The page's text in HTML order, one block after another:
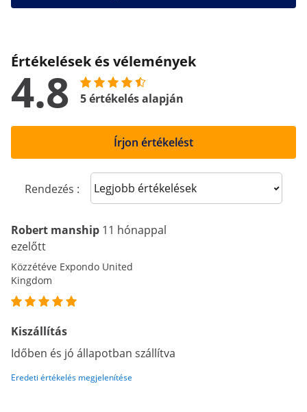
Értékelések és vélemények
4.8 5 értékelés alapján
Írjon értékelést
Rendezés : Sort reviews
Robert manship 11 hónappal
ezelőtt
Közzétéve Expondo United
Kingdom
Kiszállítás
Időben és jó állapotban szállítva
Eredeti értékelés megjelenítése